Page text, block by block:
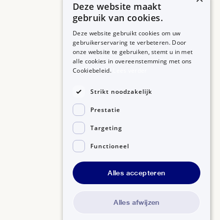
OVER BIJSLUITERPLUS
Bronnen
Contact
Gedragscode GSR Privacyverklaring
Deze website maakt
gebruik van cookies.
Deze website gebruikt cookies om uw
gebruikerservaring te verbeteren. Door
onze website te gebruiken, stemt u in met
alle cookies in overeenstemming met ons
Cookiebeleid.
Strikt noodzakelijk
Prestatie
Targeting
Functioneel
Alles accepteren
Alles afwijzen